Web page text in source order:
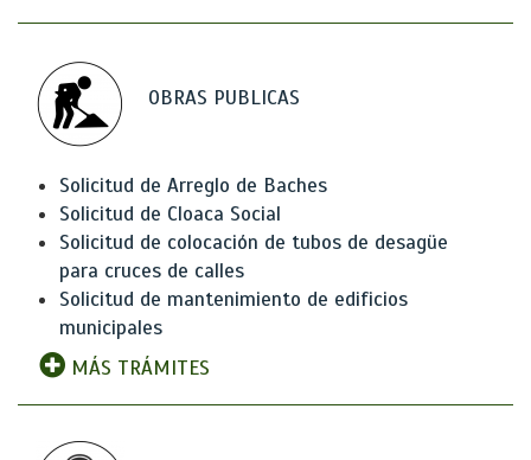
OBRAS PUBLICAS
Solicitud de Arreglo de Baches
Solicitud de Cloaca Social
Solicitud de colocación de tubos de desagüe
para cruces de calles
Solicitud de mantenimiento de edificios
municipales
MÁS TRÁMITES